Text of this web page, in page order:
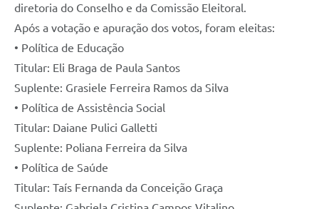
diretoria do Conselho e da Comissão Eleitoral.
Após a votação e apuração dos votos, foram eleitas:
• Política de Educação
Titular: Eli Braga de Paula Santos
Suplente: Grasiele Ferreira Ramos da Silva
• Política de Assistência Social
Titular: Daiane Pulici Galletti
Suplente: Poliana Ferreira da Silva
• Política de Saúde
Titular: Taís Fernanda da Conceição Graça